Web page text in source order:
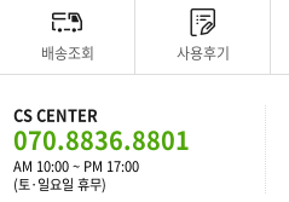
배송조회 사용후기
CS CENTER
070.8836.8801
AM 10:00 ~ PM 17:00
(토·일요일 휴무)